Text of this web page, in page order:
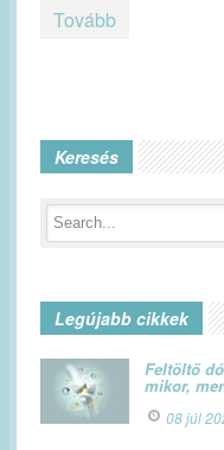
Tovább
Keresés
Legújabb cikkek
Feltöltő
mikor,
08 júl